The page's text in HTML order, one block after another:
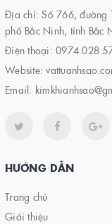
Địa chỉ: Số 766, đường
phố Bắc Ninh, tỉnh Bắc
Điện thoại:
Website:
Email:
HƯỚNG DẪN
Trang chủ
Giới thiệu